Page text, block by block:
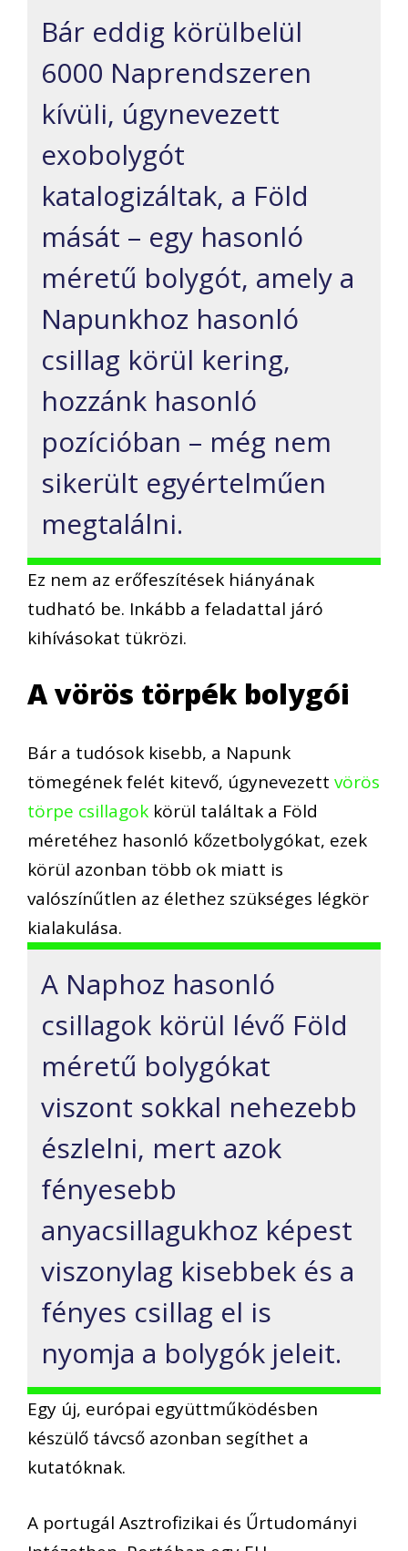
Bár eddig körülbelül
6000 Naprendszeren
kívüli, úgynevezett
exobolygót
katalogizáltak, a Föld
mását – egy hasonló
méretű bolygót, amely a
Napunkhoz hasonló
csillag körül kering,
hozzánk hasonló
pozícióban – még nem
sikerült egyértelműen
megtalálni.
Ez nem az erőfeszítések hiányának
tudható be. Inkább a feladattal járó
kihívásokat tükrözi.
A vörös törpék bolygói
Bár a tudósok kisebb, a Napunk
tömegének felét kitevő, úgynevezett vörös
törpe csillagok körül találtak a Föld
méretéhez hasonló kőzetbolygókat, ezek
körül azonban több ok miatt is
valószínűtlen az élethez szükséges légkör
kialakulása.
A Naphoz hasonló
csillagok körül lévő Föld
méretű bolygókat
viszont sokkal nehezebb
észlelni, mert azok
fényesebb
anyacsillagukhoz képest
viszonylag kisebbek és a
fényes csillag el is
nyomja a bolygók jeleit.
Egy új, európai együttműködésben
készülő távcső azonban segíthet a
kutatóknak.
A portugál Asztrofizikai és Űrtudományi